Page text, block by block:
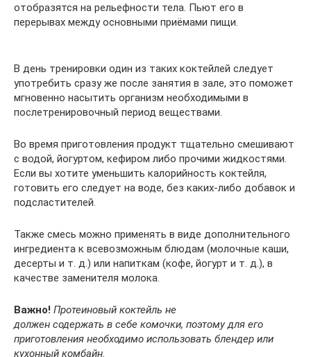
отобразятся на рельефности тела. Пьют его в
перерывах между основными приёмами пищи.
В день тренировки один из таких коктейлей следует
употребить сразу же после занятия в зале, это поможет
мгновенно насытить организм необходимыми в
послетренировочный период веществами.
Во время приготовления продукт тщательно смешивают
с водой, йогуртом, кефиром либо прочими жидкостями.
Если вы хотите уменьшить калорийность коктейля,
готовить его следует на воде, без каких-либо добавок и
подсластителей.
Также смесь можно применять в виде дополнительного
ингредиента к всевозможным блюдам (молочные каши,
десерты и т. д.) или напиткам (кофе, йогурт и т. д.), в
качестве заменителя молока.
Важно! Протеиновый коктейль не
должен содержать в себе комочки, поэтому для его
приготовления необходимо использовать блендер или
кухонный комбайн.